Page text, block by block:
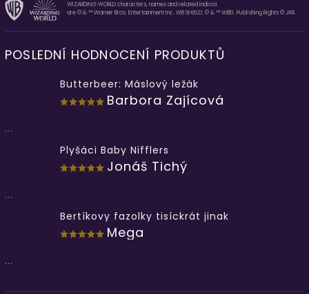
WIZARDING WORLD characters, names and related indicia
are © & ™ Warner Bros. Entertainment Inc. WB SHIELD: © & ™ WBEI. Publishing Rights © JKR.
POSLEDNÍ HODNOCENÍ PRODUKTŮ
Butterbeer: Máslový ležák
Barbora Zajícová
...
Plyšáci Baby Nifflers
Jonáš Tichý
...
Bertíkovy fazolky tisíckrát jinak
Mega
...